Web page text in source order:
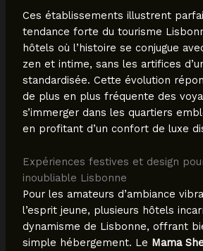
Ces établissements illustrent
tendance forte du tourisme
hôtels où l’histoire se conjugue
zen et intime, sans les artifices
standardisée. Cette évolution
de plus en plus fréquente des
s’immerger dans les quartiers
en profitant d’un confort de luxe
Expériences festives et design
inoubliable Lisbonne
Pour les amateurs d’ambiance
l’esprit jeune, plusieurs hôtels
dynamisme de Lisbonne, offrant
simple hébergement. Le Mama